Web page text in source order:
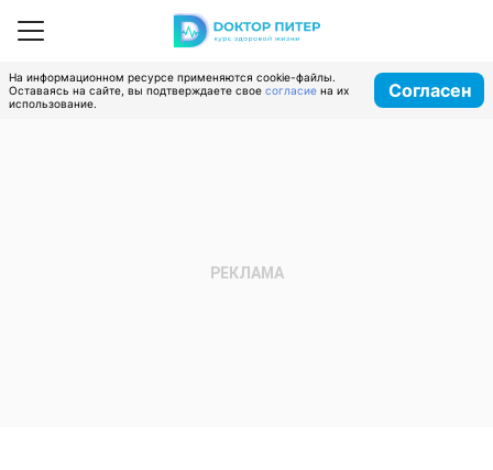
На информационном ресурсе применяются cookie-файлы.
Оставаясь на сайте, вы подтверждаете свое согласие на их
использование.
Согласен